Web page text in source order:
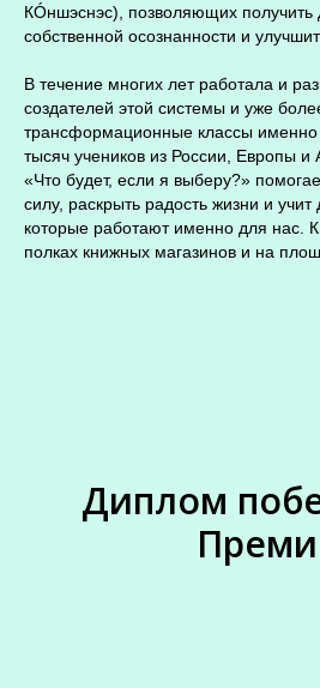
КÓншэснэс), позволяющих получить
собственной осознанности и
В течение многих лет работала и
создателей этой системы и уже
трансформационные классы
тысяч учеников из России, Европы и
«Что будет, если я выберу?»
силу, раскрыть радость жизни и
которые работают именно для нас.
полках книжных магазинов и на
Диплом